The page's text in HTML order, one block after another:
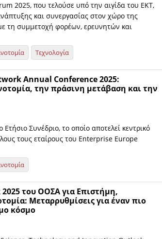
2025, που τελούσε υπό την αιγίδα του ΕΚΤ,
και συνεργασίας στον χώρο της
τη συμμετοχή φορέων, ερευνητών και
Τεχνολογία
Annual Conference 2025:
την πράσινη μετάβαση και την
Συνέδριο, το οποίο αποτελεί κεντρικό
τους εταίρους του Enterprise Europe
του ΟΟΣΑ για Επιστήμη,
Μεταρρυθμίσεις για έναν πιο
κόσμο